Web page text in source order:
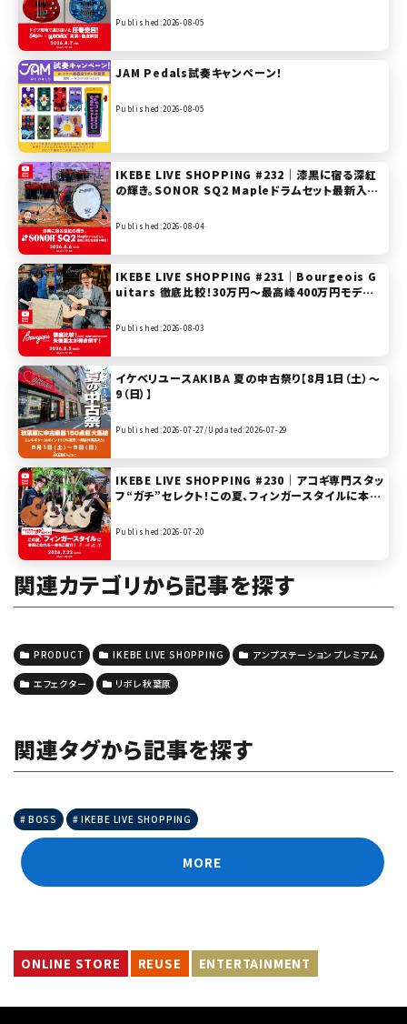
リボレ秋葉原】
Published:2026-08-05
JAM Pedals試奏キャンペーン！
Published:2026-08-05
IKEBE LIVE SHOPPING #232｜漆黒に宿る深紅
の輝き。SONOR SQ2 Mapleドラムセット最新入荷
ン渋谷】
Published:2026-08-04
IKEBE LIVE SHOPPING #231｜Bourgeois G
uitars 徹底比較！30万円〜最高峰400万円モデル
マンギターズ】
Published:2026-08-03
イケベリユースAKIBA 夏の中古祭り【8月1日（土）～
9（日）】
Published:2026-07-27/Updated:2026-07-29
IKEBE LIVE SHOPPING #230｜アコギ専門スタッ
フ“ガチ”セレクト！この夏、フィンガースタイルに本気
/ K.Yairi 【presented by ハートマンギターズ】
Published:2026-07-20
関連カテゴリから記事を探す
PRODUCT IKEBE LIVE SHOPPING アンプステーション プレミアム
エフェクター リボレ秋葉原
関連タグから記事を探す
BOSS IKEBE LIVE SHOPPING
MORE
ONLINE STORE REUSE ENTERTAINMENT